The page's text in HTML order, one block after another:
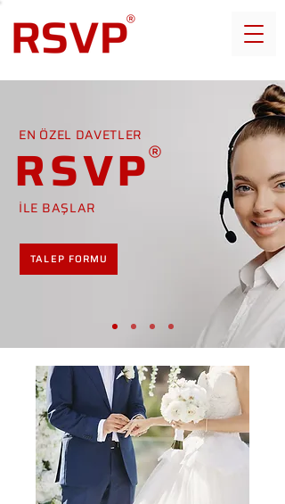
EN ÖZEL DAVETLER
RSVP
İLE BAŞLAR
TALEP FORMU